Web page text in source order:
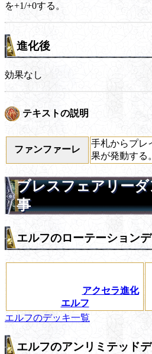
を+1/+0する。
進化後
効果なし
テキストの説明
ファンファーレ
手札からプレ
果が発動する。
ブレスフェアリー
事
エルフのローテーション
アクセラ進化
エルフ
エルフのデッキ一覧
エルフのアンリミテッド